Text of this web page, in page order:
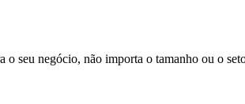
o seu negócio, não importa o tamanho ou o